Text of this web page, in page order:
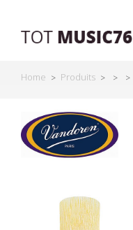
Home > Produits > > >